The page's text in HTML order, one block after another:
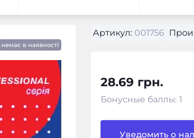
немає в наявності
Артикул: 001756
28.69 грн.
Бонусные баллы: 1
Уведомить о